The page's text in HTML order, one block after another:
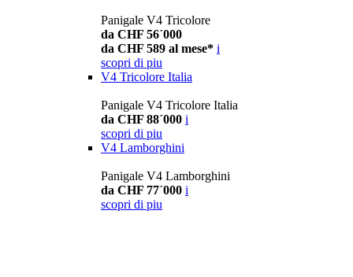
Panigale V4 Tricolore
da CHF 56´000
da CHF 589 al mese* i
scopri di piu
V4 Tricolore Italia
Panigale V4 Tricolore Italia
da CHF 88´000 i
scopri di piu
V4 Lamborghini
Panigale V4 Lamborghini
da CHF 77´000 i
scopri di piu